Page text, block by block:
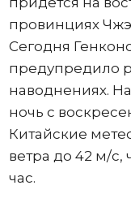
провинциях
Сегодня
предупредило
наводнениях.
ночь с
Китайские
ветра до 42 м/с,
час.